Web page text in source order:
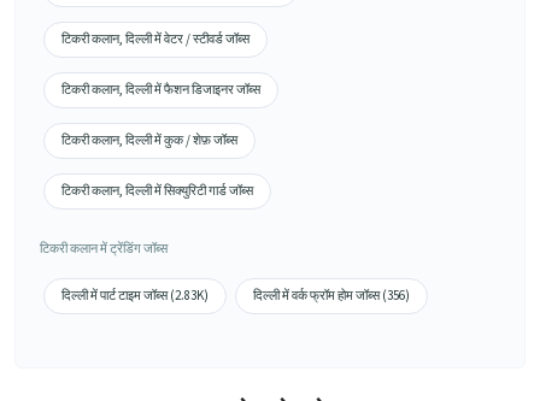
टिकरी कलान, दिल्ली में वेटर / स्टीवर्ड जॉब्स
टिकरी कलान, दिल्ली में फैशन डिजाइनर जॉब्स
टिकरी कलान, दिल्ली में कुक / शेफ़ जॉब्स
टिकरी कलान, दिल्ली में सिक्युरिटी गार्ड जॉब्स
टिकरी कलान में ट्रेंडिंग जॉब्स
दिल्ली में पार्ट टाइम जॉब्स (2.83K) दिल्ली में वर्क फ्रॉम होम जॉब्स (356)